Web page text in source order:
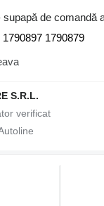
de comandă
1790879
S.R.L.